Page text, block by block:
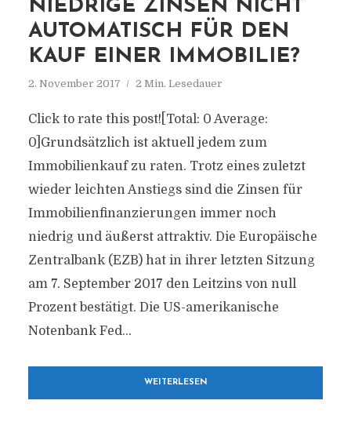
NIEDRIGE ZINSEN NICHT
AUTOMATISCH FÜR DEN
KAUF EINER IMMOBILIE?
2. November 2017 2 Min. Lesedauer
Click to rate this post![Total: 0 Average:
0]Grundsätzlich ist aktuell jedem zum
Immobilienkauf zu raten. Trotz eines zuletzt
wieder leichten Anstiegs sind die Zinsen für
Immobilienfinanzierungen immer noch
niedrig und äußerst attraktiv. Die Europäische
Zentralbank (EZB) hat in ihrer letzten Sitzung
am 7. September 2017 den Leitzins von null
Prozent bestätigt. Die US-amerikanische
Notenbank Fed...
WEITERLESEN